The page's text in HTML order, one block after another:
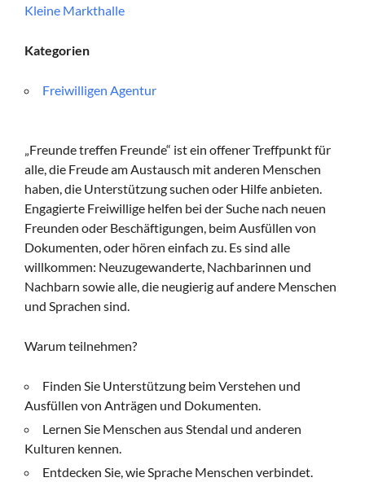
Kleine Markthalle
Kategorien
Freiwilligen Agentur
„Freunde treffen Freunde“ ist ein offener Treffpunkt für
alle, die Freude am Austausch mit anderen Menschen
haben, die Unterstützung suchen oder Hilfe anbieten.
Engagierte Freiwillige helfen bei der Suche nach neuen
Freunden oder Beschäftigungen, beim Ausfüllen von
Dokumenten, oder hören einfach zu. Es sind alle
willkommen: Neuzugewanderte, Nachbarinnen und
Nachbarn sowie alle, die neugierig auf andere Menschen
und Sprachen sind.
Warum teilnehmen?
Finden Sie Unterstützung beim Verstehen und
Ausfüllen von Anträgen und Dokumenten.
Lernen Sie Menschen aus Stendal und anderen
Kulturen kennen.
Entdecken Sie, wie Sprache Menschen verbindet.